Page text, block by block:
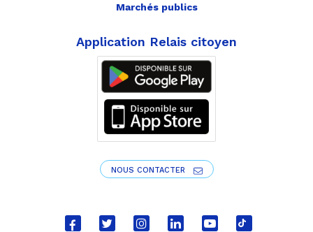
Marchés publics
Application Relais citoyen
NOUS CONTACTER